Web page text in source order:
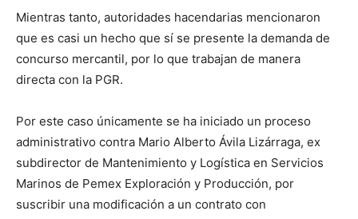
Mientras tanto, autoridades hacendarias mencionaron
que es casi un hecho que sí se presente la demanda de
concurso mercantil, por lo que trabajan de manera
directa con la PGR.
Por este caso únicamente se ha iniciado un proceso
administrativo contra Mario Alberto Ávila Lizárraga, ex
subdirector de Mantenimiento y Logística en Servicios
Marinos de Pemex Exploración y Producción, por
suscribir una modificación a un contrato con